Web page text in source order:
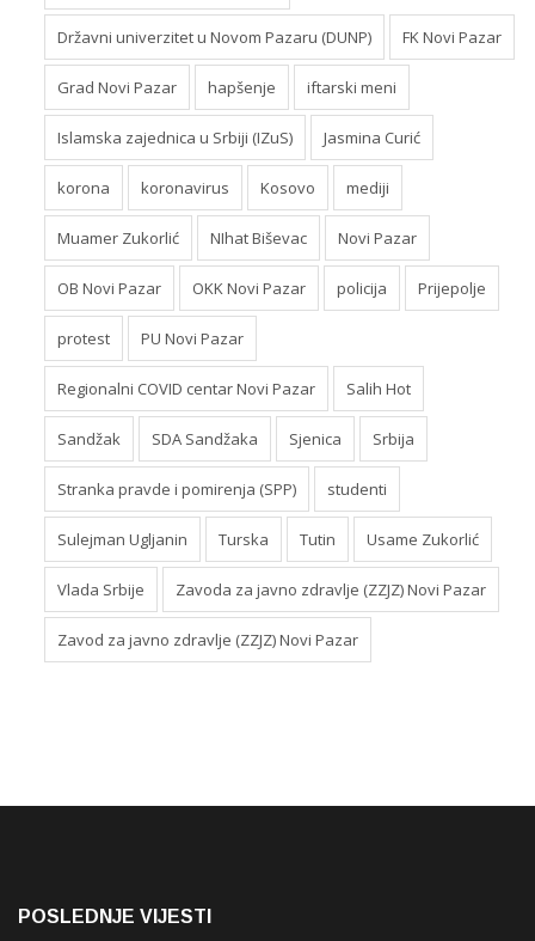
Državni univerzitet u Novom Pazaru (DUNP) FK Novi Pazar
Grad Novi Pazar hapšenje iftarski meni
Islamska zajednica u Srbiji (IZuS) Jasmina Curić
korona koronavirus Kosovo mediji
Muamer Zukorlić NIhat Biševac Novi Pazar
OB Novi Pazar OKK Novi Pazar policija Prijepolje
protest PU Novi Pazar
Regionalni COVID centar Novi Pazar Salih Hot
Sandžak SDA Sandžaka Sjenica Srbija
Stranka pravde i pomirenja (SPP) studenti
Sulejman Ugljanin Turska Tutin Usame Zukorlić
Vlada Srbije Zavoda za javno zdravlje (ZZJZ) Novi Pazar
Zavod za javno zdravlje (ZZJZ) Novi Pazar
POSLEDNJE VIJESTI